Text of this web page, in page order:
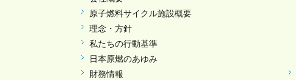
原子燃料サイクル施設概要
理念・方針
私たちの行動基準
日本原燃のあゆみ
財務情報